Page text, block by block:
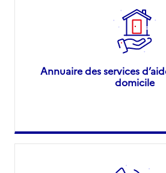
Annuaire des services
domicile